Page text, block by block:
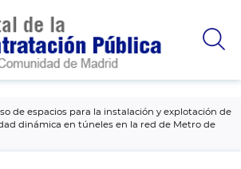
de espacios para la instalación y explotación de
dinámica en túneles en la red de Metro de